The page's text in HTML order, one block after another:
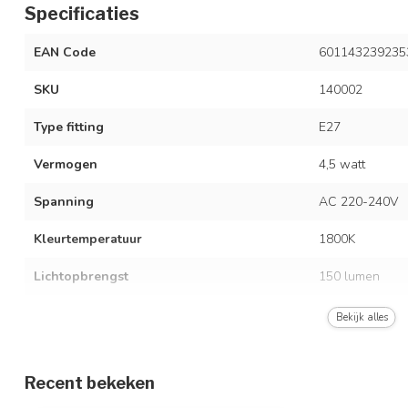
Specificaties
EAN Code
SKU 140002
Type fitting E27
Vermogen 4,5 watt
Spanning AC 220-240V
Kleurtemperatuur 1800K
Lichtopbrengst 150 lumen
Smoke glas
Vergelijkingswaarde
Bekijk alles
Recent bekeken